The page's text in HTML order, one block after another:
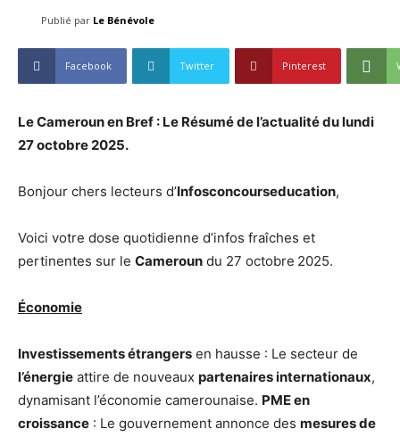
Publié par Le Bénévole
Facebook Twitter Pinterest
Le Cameroun en Bref : Le Résumé de l’actualité du lundi
27 octobre2025.
Bonjour chers lecteurs d’Infosconcourseducation,
Voici votre dose quotidienne d’infos fraîches et
pertinentes sur le Cameroun du 27 octobre 2025.
Économie
Investissements étrangers en hausse : Le secteur de
l’énergie attire de nouveaux partenaires internationaux,
dynamisant l’économie camerounaise. PME en
croissance : Le gouvernement annonce des mesures de